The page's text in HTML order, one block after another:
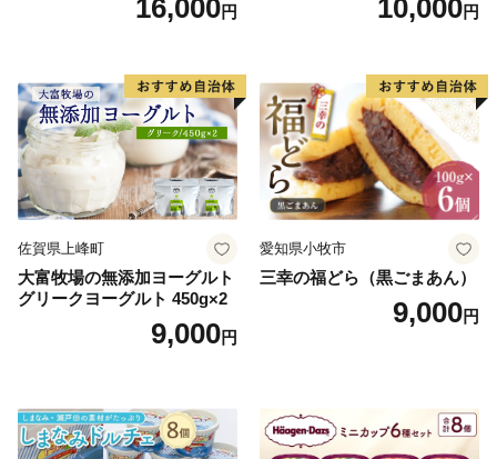
22424274] 芋ケンピ セット
16,000円
ご褒美】スイーツ 栗 モンブ
子 菓子 F4N-2298
10,000円
佐賀県上峰町
大富牧場の無添加ヨーグルト
グリークヨーグルト 450g×2
9,000円
愛知県小牧市
三幸の福どら（黒ごまあん）
9,000円